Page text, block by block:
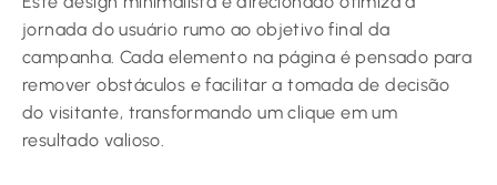
jornada do usuário rumo ao objetivo final da
campanha. Cada elemento na página é pensado para
remover obstáculos e facilitar a tomada de decisão
do visitante, transformando um clique em um
resultado valioso.